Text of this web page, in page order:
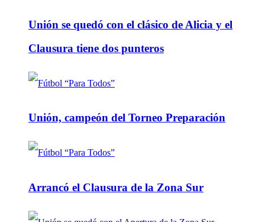
Unión se quedó con el clásico de Alicia y el
Clausura tiene dos punteros
Unión, campeón del Torneo Preparación
Arrancó el Clausura de la Zona Sur